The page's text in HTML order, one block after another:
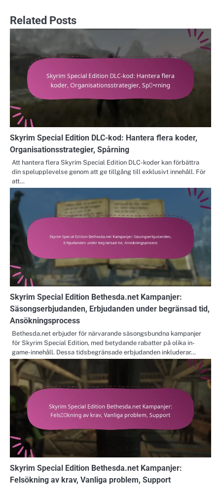
Related Posts
Skyrim Special Edition DLC-kod: Hantera flera koder,
Organisationsstrategier, Spårning
Att hantera flera Skyrim Special Edition DLC-koder kan förbättra
din spelupplevelse genom att ge tillgång till exklusivt innehåll. För
att…
Skyrim Special Edition Bethesda.net Kampanjer:
Säsongserbjudanden, Erbjudanden under begränsad tid,
Ansökningsprocess
Bethesda.net erbjuder för närvarande säsongsbundna kampanjer
för Skyrim Special Edition, med betydande rabatter på olika in-
game-innehåll. Dessa tidsbegränsade erbjudanden inkluderar…
Skyrim Special Edition Bethesda.net Kampanjer:
Felsökning av krav, Vanliga problem, Support